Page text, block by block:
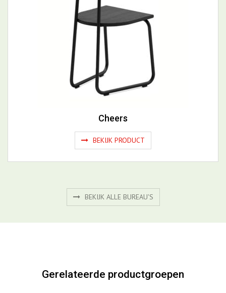
Cheers
BEKIJK PRODUCT
Gerelateerde productgroepen